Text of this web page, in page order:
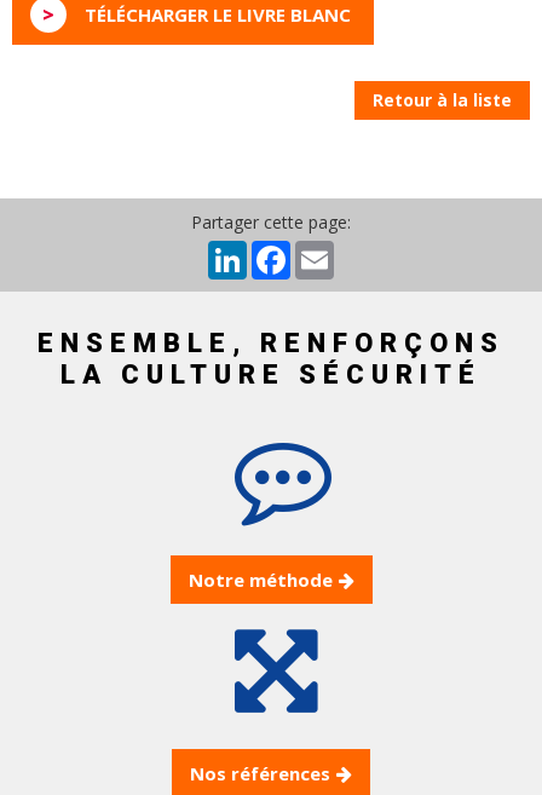
> TÉLÉCHARGER LE LIVRE BLANC
Retour à la liste
Partager cette page:
LinkedInFacebook
ENSEMBLE, RENFORÇONS
LA CULTURE SÉCURITÉ
Notre méthode
Nos références